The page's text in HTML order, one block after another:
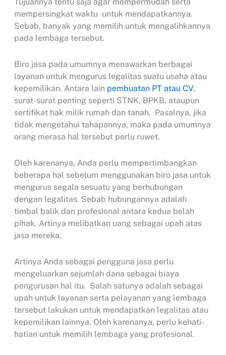
Tujuannya tentu saja agar mempermudah serta
mempersingkat waktu untuk mendapatkannya.
Sebab, banyak yang memilih untuk mengalihkannya
pada lembaga tersebut.
Biro jasa pada umumnya menawarkan berbagai
layanan untuk mengurus legalitas suatu usaha atau
kepemilikan. Antara lain pembuatan PT atau CV,
surat-surat penting seperti STNK, BPKB, ataupun
sertifikat hak milik rumah dan tanah. Pasalnya, jika
tidak mengetahui tahapannya, maka pada umumnya
orang merasa hal tersebut perlu ruwet.
Oleh karenanya, Anda perlu mempertimbangkan
beberapa hal sebelum menggunakan biro jasa untuk
mengurus segala sesuatu yang berhubungan
dengan legalitas. Sebab hubungannya adalah
timbal balik dan profesional antara kedua belah
pihak. Artinya melibatkan uang sebagai upah atas
jasa mereka.
Artinya Anda sebagai pengguna jasa perlu
mengeluarkan sejumlah dana sebagai biaya
pengurusan hal itu. Salah satunya adalah sebagai
upah untuk layanan serta pelayanan yang lembaga
tersebut lakukan untuk mendapatkan legalitas atau
kepemilikan lainnya. Oleh karenanya, perlu kehati-
hatian untuk memilih lembaga yang profesional.